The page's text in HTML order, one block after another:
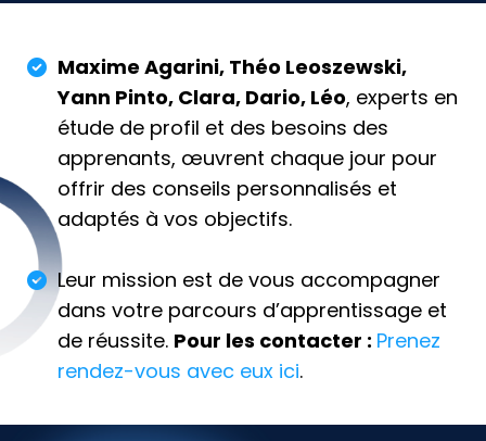
Maxime Agarini, Théo Leoszewski,
Yann Pinto, Clara, Dario, Léo, experts en
étude de profil et des besoins des
apprenants, œuvrent chaque jour pour
offrir des conseils personnalisés et
adaptés à vos objectifs.
Leur mission est de vous accompagner
dans votre parcours d’apprentissage et
de réussite. Pour les contacter : Prenez
rendez-vous avec eux ici.